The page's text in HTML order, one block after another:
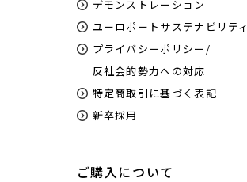
デモンストレーション
ユーロポートサステナビリティ
プライバシーポリシー/
反社会的勢力への対応
特定商取引に基づく表記
新卒採用
ご購入について